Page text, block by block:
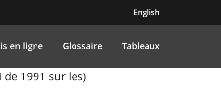
English
en ligne Glossaire Tableaux
de 1991 sur les)